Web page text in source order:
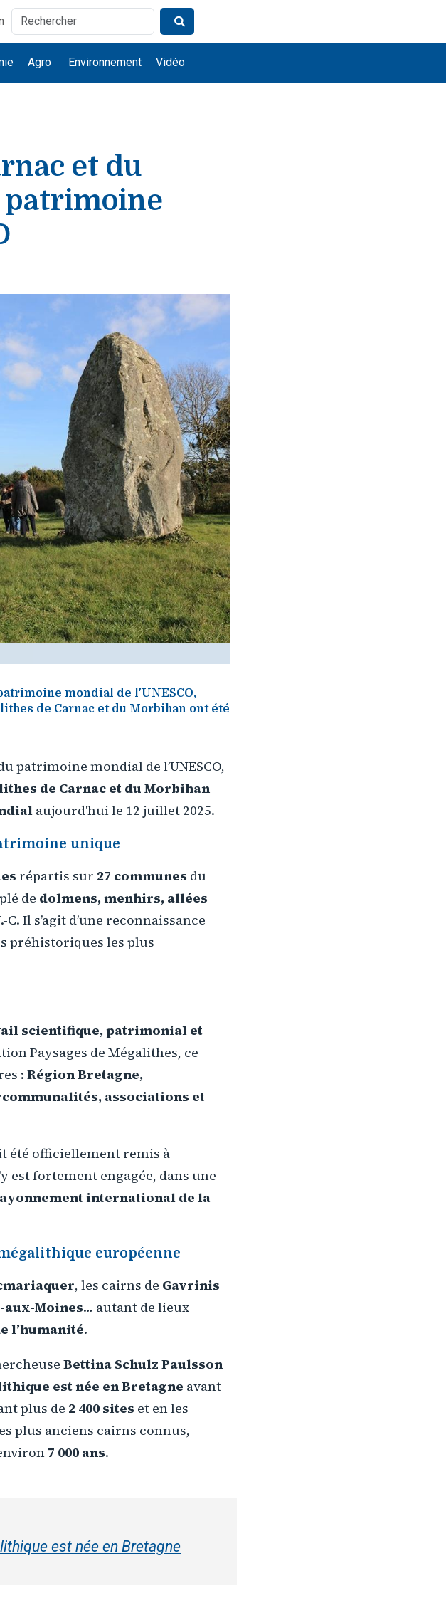
Agro Environnement Vidéo
et du
mondial de l'UNESCO,
de Carnac et du Morbihan ont été
patrimoine mondial de l’UNESCO,
de Carnac et du Morbihan
aujourd'hui le 12 juillet 2025.
unique
répartis sur 27 communes du
de dolmens, menhirs, allées
C. Il s’agit d’une reconnaissance
préhistoriques les plus
scientifique, patrimonial et
Paysages de Mégalithes, ce
: Région Bretagne,
associations et
été officiellement remis à
est fortement engagée, dans une
international de la
européenne
, les cairns de Gavrinis
Moines… autant de lieux
l’humanité.
Bettina Schulz Paulsson
est née en Bretagne avant
plus de 2 400 sites et en les
plus anciens cairns connus,
7 000 ans.
est née en Bretagne